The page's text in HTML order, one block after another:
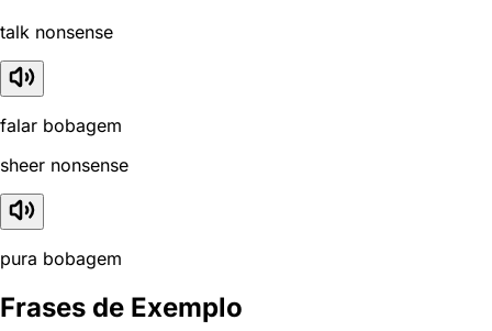
talk nonsense
falar bobagem
sheer nonsense
pura bobagem
Frases de Exemplo